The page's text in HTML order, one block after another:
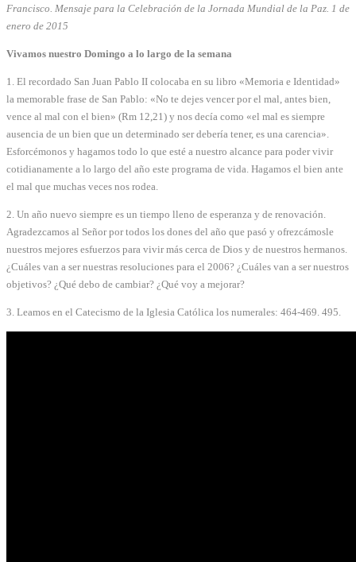
Francisco. Mensaje para la Celebración de la Jornada Mundial de la Paz. 1 de
enero de 2015
Vivamos nuestro Domingo a lo largo de la semana
1. El recordado San Juan Pablo II colocaba en su libro «Memoria e Identidad»
la memorable frase de San Pablo: «No te dejes vencer por el mal, antes bien,
vence al mal con el bien» (Rm 12,21) y nos decía como «el mal es siempre
ausencia de un bien que un determinado ser debería tener, es una carencia».
Esforcémonos y hagamos todo lo que esté a nuestro alcance para poder vivir
cotidianamente a lo largo del año este programa de vida. Hagamos el bien ante
el mal que muchas veces nos rodea.
2. Un año nuevo siempre es un tiempo lleno de esperanza y de renovación.
Agradezcamos al Señor por todos los dones del año que pasó y ofrezcámosle
nuestros mejores esfuerzos para vivir más cerca de Dios y de nuestros hermanos.
¿Cuáles van a ser nuestras resoluciones para el 2006? ¿Cuáles van a ser nuestros
objetivos? ¿Qué debo de cambiar? ¿Qué voy a mejorar?
3. Leamos en el Catecismo de la Iglesia Católica los numerales: 464-469. 495.